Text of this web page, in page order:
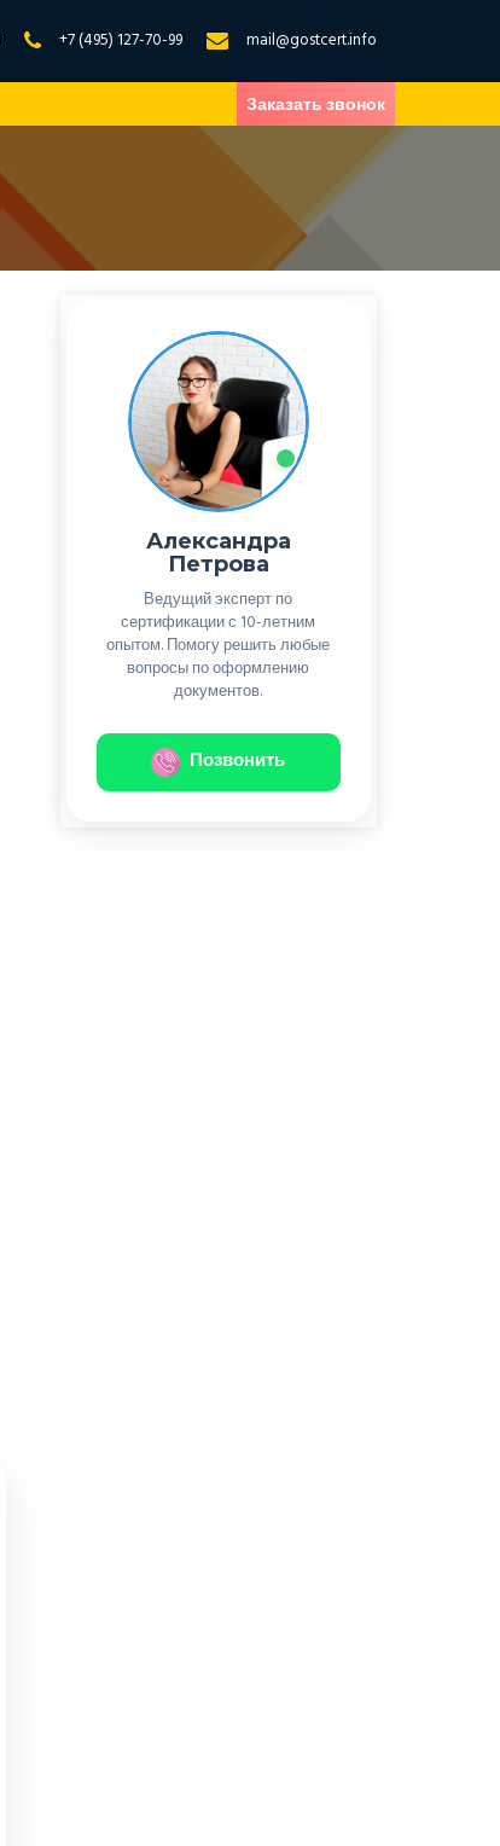
+7 (495) 127-70-99 mail@gostcert.info
Заказать звонок
Александра
Петрова
Ведущий эксперт по
сертификации с 10-летним
опытом. Помогу решить любые
вопросы по оформлению
документов.
Позвонить